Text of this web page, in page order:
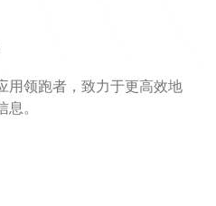
用领跑者，致力于更高效地
。